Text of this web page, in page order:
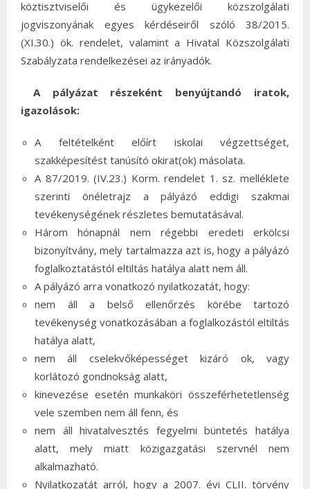
köztisztviselői és ügykezelői közszolgálati
jogviszonyának egyes kérdéseiről szóló 38/2015.
(XI.30.) ök. rendelet, valamint a Hivatal Közszolgálati
Szabályzata rendelkezései az irányadók.
A pályázat részeként benyújtandó iratok,
igazolások:
A feltételként előírt iskolai végzettséget,
szakképesítést tanúsító okirat(ok) másolata.
A 87/2019. (IV.23.) Korm. rendelet 1. sz. melléklete
szerinti önéletrajz a pályázó eddigi szakmai
tevékenységének részletes bemutatásával.
Három hónapnál nem régebbi eredeti erkölcsi
bizonyítvány, mely tartalmazza azt is, hogy a pályázó
foglalkoztatástól eltiltás hatálya alatt nem áll.
A pályázó arra vonatkozó nyilatkozatát, hogy:
nem áll a belső ellenőrzés körébe tartozó
tevékenység vonatkozásában a foglalkozástól eltiltás
hatálya alatt,
nem áll cselekvőképességet kizáró ok, vagy
korlátozó gondnokság alatt,
kinevezése esetén munkaköri összeférhetetlenség
vele szemben nem áll fenn, és
nem áll hivatalvesztés fegyelmi büntetés hatálya
alatt, mely miatt közigazgatási szervnél nem
alkalmazható.
Nyilatkozatát arról, hogy a 2007. évi CLII. törvény